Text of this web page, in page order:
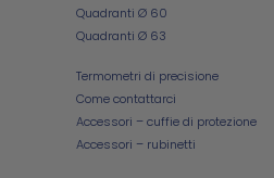
Quadranti Ø 60
Quadranti Ø 63
Termometri di precisione
Come contattarci
Accessori – cuffie di protezione
Accessori – rubinetti